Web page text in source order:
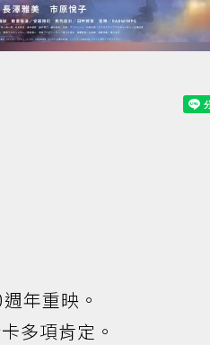
年重映。
多項肯定。